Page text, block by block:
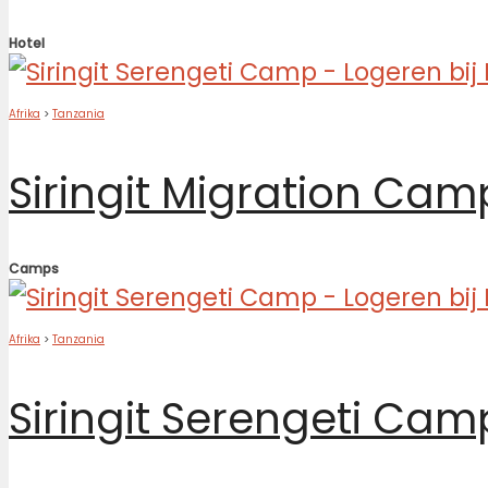
Hotel
Afrika > Tanzania
Siringit Migration
Camps
Afrika > Tanzania
Siringit Serengeti